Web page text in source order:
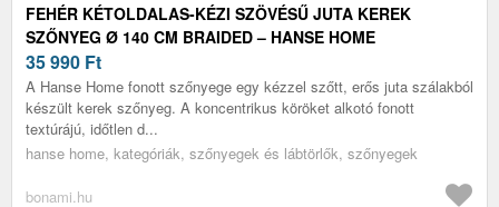
FEHÉR KÉTOLDALAS-KÉZI SZÖVÉSŰ JUTA KEREK
SZŐNYEG Ø 140 CM BRAIDED – HANSE HOME
35 990 Ft
A Hanse Home fonott szőnyege egy kézzel szőtt, erős juta szálakból
készült kerek szőnyeg. A koncentrikus köröket alkotó fonott
textúrájú, időtlen d...
hanse home, kategóriák, szőnyegek és lábtörlők, szőnyegek
bonami.hu